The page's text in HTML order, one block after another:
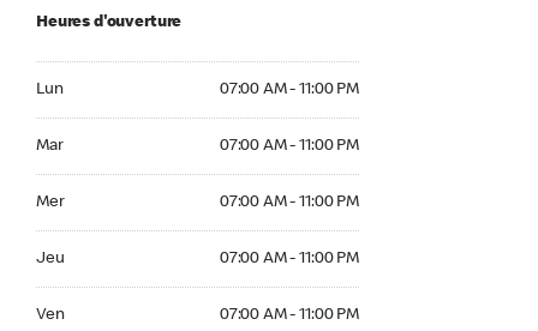
Heures d'ouverture
Lun 07:00 AM - 11:00 PM
Mar 07:00 AM - 11:00 PM
Mer 07:00 AM - 11:00 PM
Jeu 07:00 AM - 11:00 PM
Ven 07:00 AM - 11:00 PM